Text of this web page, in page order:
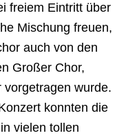
freiem Eintritt über
Mischung freuen,
auch von den
Großer Chor,
wurde.
konnten die
vielen tollen